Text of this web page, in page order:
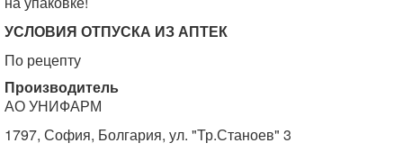
УСЛОВИЯ ОТПУСКА ИЗ АПТЕК
По рецепту
Производитель
АО УНИФАРМ
1797, София, Болгария, ул. "Тр.Станоев" 3